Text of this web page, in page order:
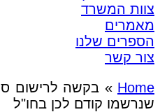
צוות המשרד
מאמרים
הספרים שלנו
צור קשר
Home
» בקשה לרישום
שנרשמו קודם לכן בחו"ל